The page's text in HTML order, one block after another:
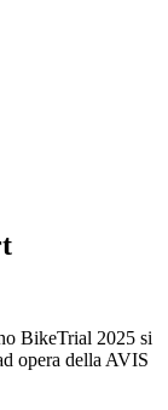
BikeTrial 2025 si
opera della AVIS